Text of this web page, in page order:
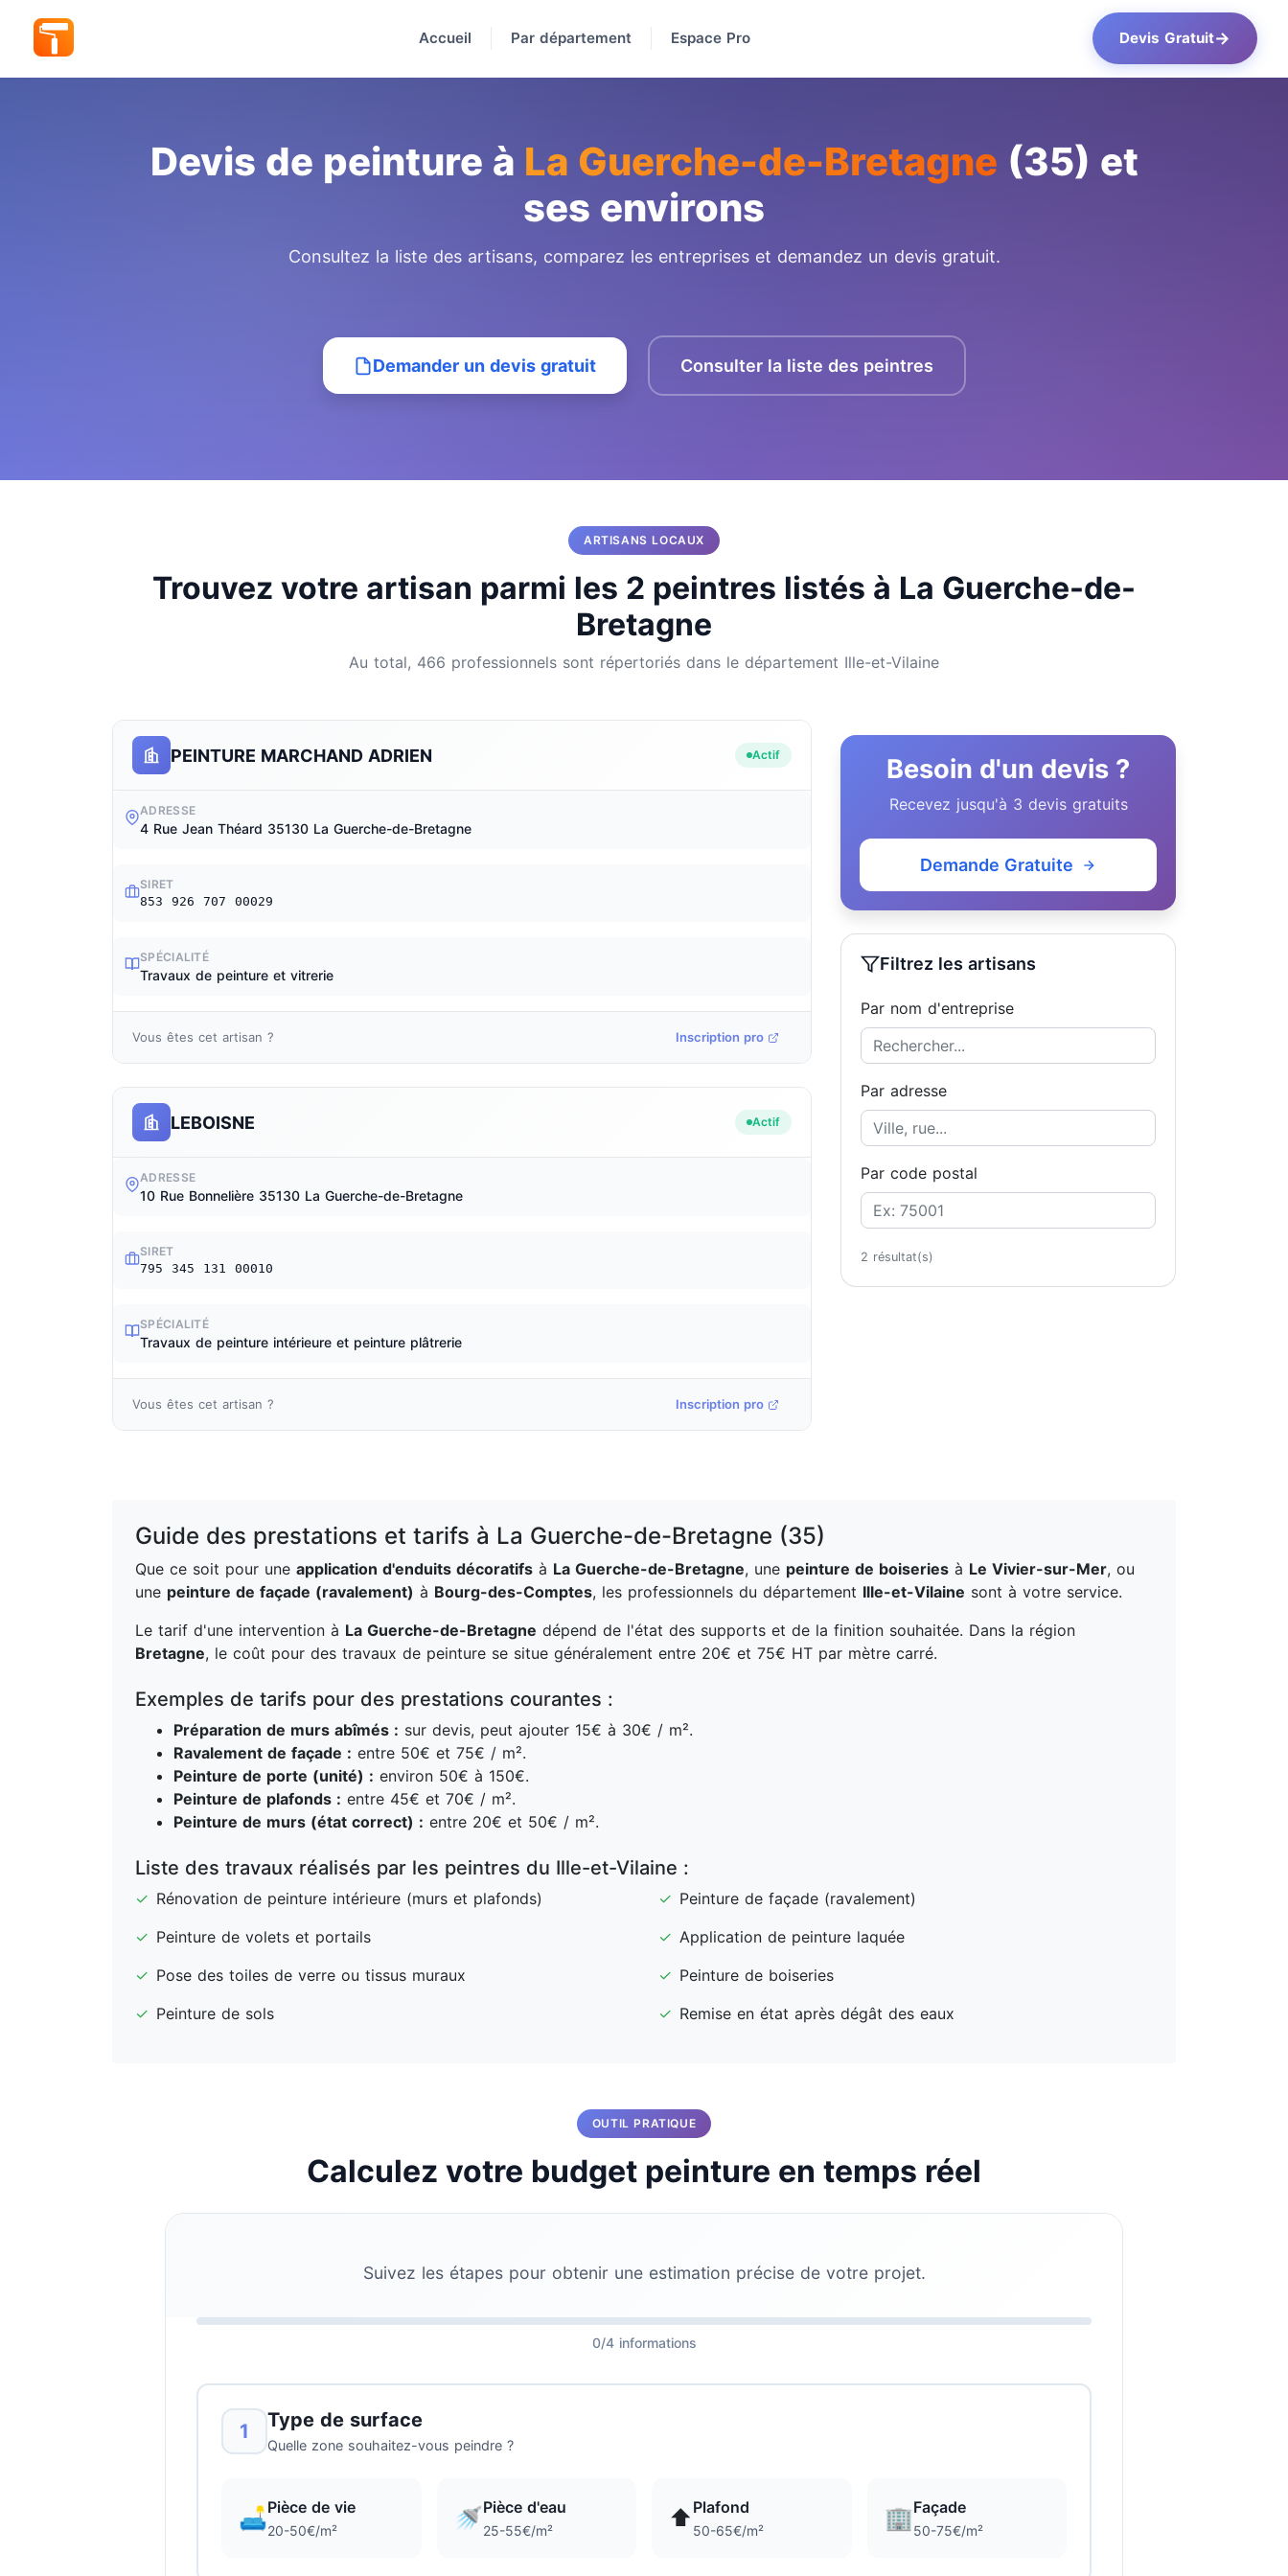
Accueil Par département Espace Pro Devis Gratuit→
Devis de peinture à La Guerche-de-Bretagne (35) et
ses environs
Consultez la liste des artisans, comparez les entreprises et demandez un devis gratuit.
Demander un devis gratuit Consulter la liste des peintres
ARTISANS LOCAUX
Trouvez votre artisan parmi les 2 peintres listés à La Guerche-de-
Bretagne
Au total, 466 professionnels sont répertoriés dans le département Ille-et-Vilaine
PEINTURE MARCHAND ADRIEN Actif
ADRESSE
4 Rue Jean Théard 35130 La Guerche-de-Bretagne
SIRET
853 926 707 00029
SPÉCIALITÉ
Travaux de peinture et vitrerie
Vous êtes cet artisan ? Inscription pro
LEBOISNE Actif
ADRESSE
10 Rue Bonnelière 35130 La Guerche-de-Bretagne
SIRET
795 345 131 00010
SPÉCIALITÉ
Travaux de peinture intérieure et peinture plâtrerie
Vous êtes cet artisan ? Inscription pro
Besoin d'un devis ?
Recevez jusqu'à 3 devis gratuits
Demande Gratuite
Filtrez les artisans
Par nom d'entreprise
Par adresse
Par code postal
2 résultat(s)
Guide des prestations et tarifs à La Guerche-de-Bretagne (35)
Que ce soit pour une application d'enduits décoratifs à La Guerche-de-Bretagne, une peinture de boiseries à Le Vivier-sur-Mer, ou
une peinture de façade (ravalement) à Bourg-des-Comptes, les professionnels du département Ille-et-Vilaine sont à votre service.
Le tarif d'une intervention à La Guerche-de-Bretagne dépend de l'état des supports et de la finition souhaitée. Dans la région
Bretagne, le coût pour des travaux de peinture se situe généralement entre 20€ et 75€ HT par mètre carré.
Exemples de tarifs pour des prestations courantes :
Préparation de murs abîmés : sur devis, peut ajouter 15€ à 30€ / m².
Ravalement de façade : entre 50€ et 75€ / m².
Peinture de porte (unité) : environ 50€ à 150€.
Peinture de plafonds : entre 45€ et 70€ / m².
Peinture de murs (état correct) : entre 20€ et 50€ / m².
Liste des travaux réalisés par les peintres du Ille-et-Vilaine :
✓ Rénovation de peinture intérieure (murs et plafonds) ✓ Peinture de façade (ravalement)
✓ Peinture de volets et portails ✓ Application de peinture laquée
✓ Pose des toiles de verre ou tissus muraux ✓ Peinture de boiseries
✓ Peinture de sols ✓ Remise en état après dégât des eaux
OUTIL PRATIQUE
Calculez votre budget peinture en temps réel
Suivez les étapes pour obtenir une estimation précise de votre projet.
0/4 informations
1 Type de surface
Quelle zone souhaitez-vous peindre ?
🛋️Pièce de vie
20-50€/m² 🚿Pièce d'eau
25-55€/m² ⬆️ Plafond
50-65€/m² 🏢Façade
50-75€/m²